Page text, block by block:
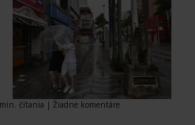
čítania | Žiadne komentáre